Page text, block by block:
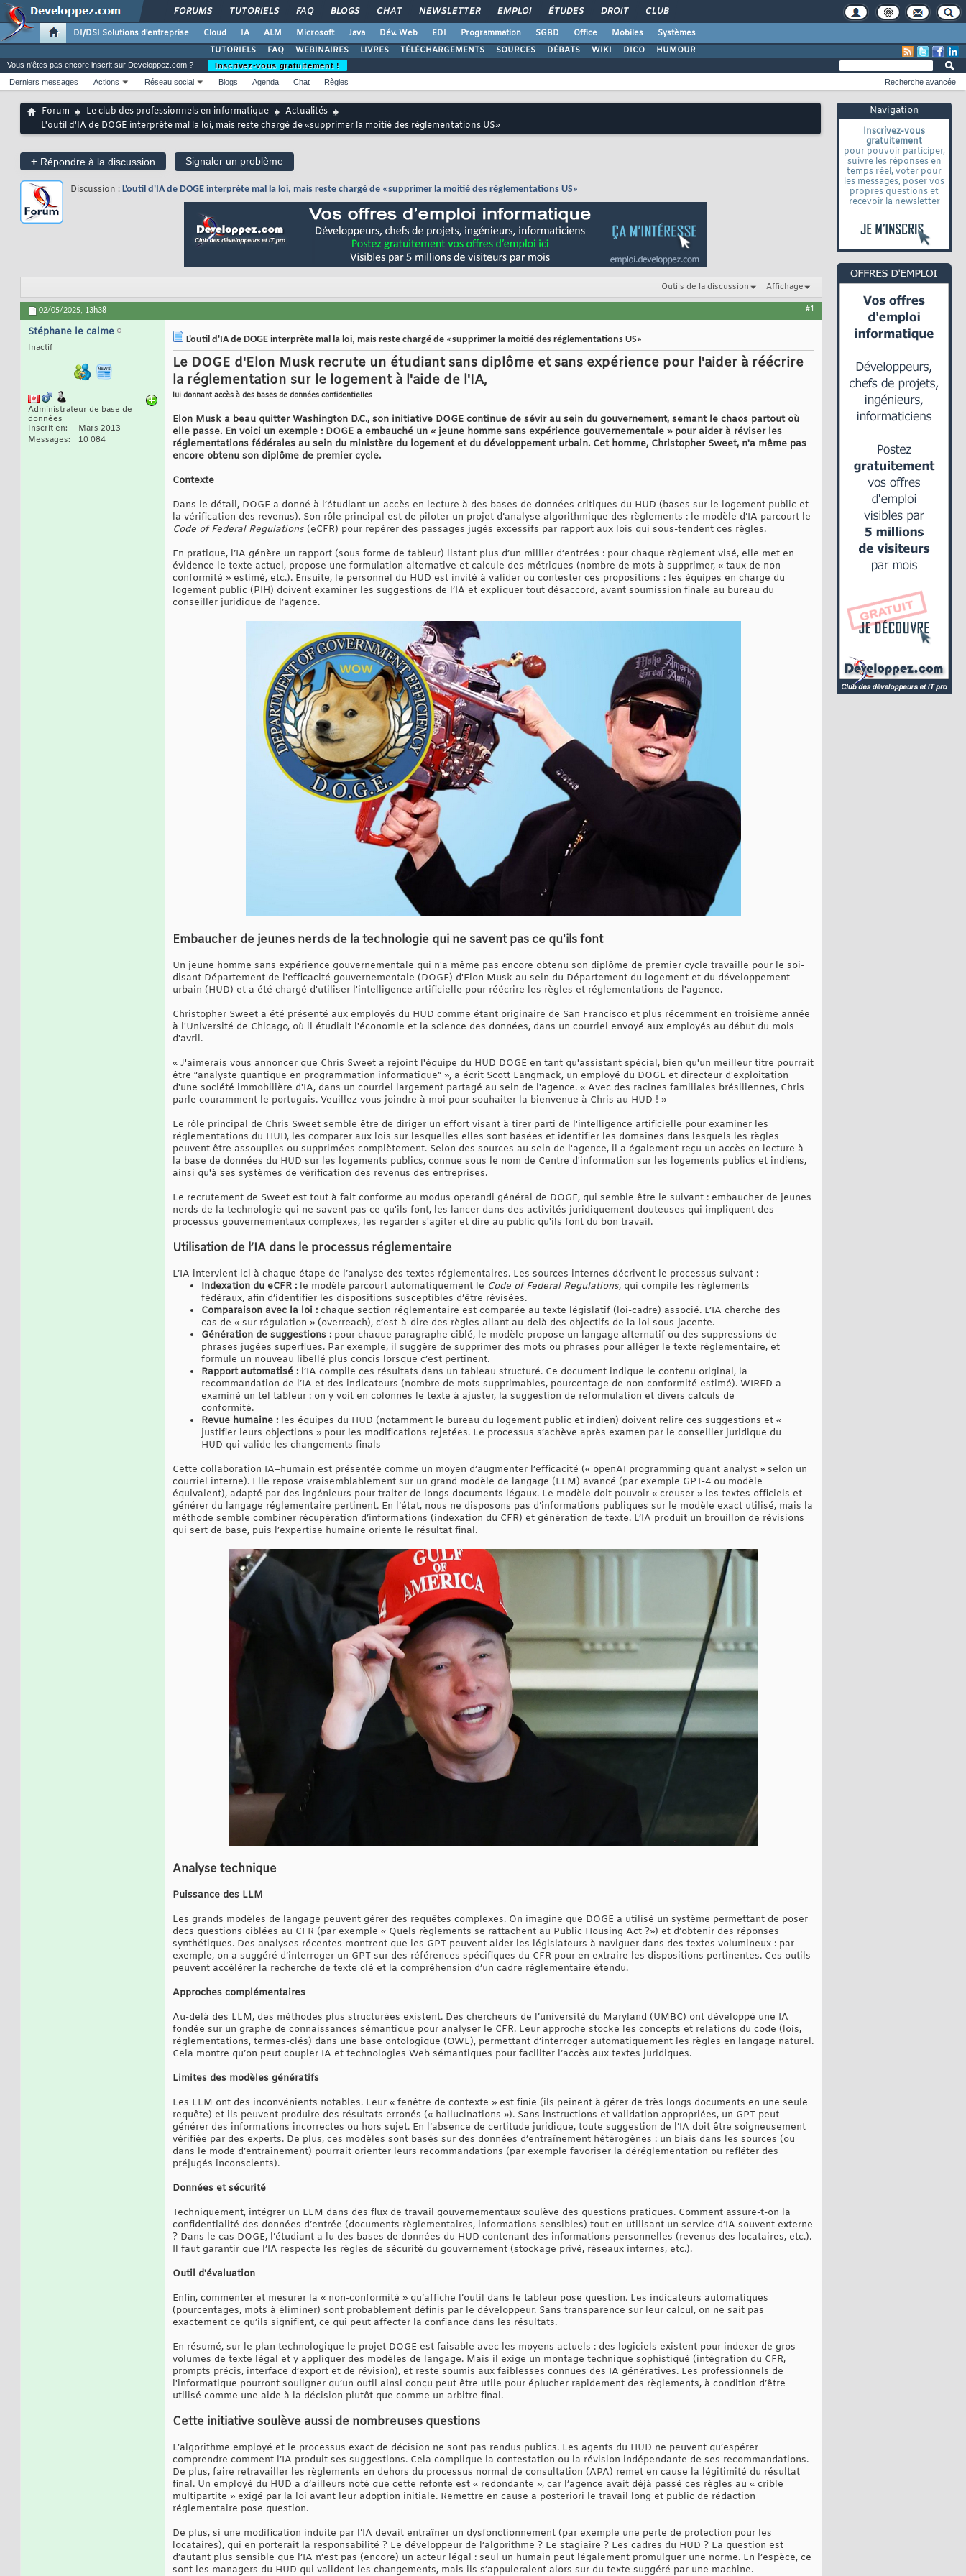
FORUMS TUTORIELS FAQ BLOGS CHAT NEWSLETTER EMPLOI ÉTUDES DROIT CLUB
DI/DSI Solutions d'entreprise Cloud IA ALM Microsoft Java Dév. Web EDI Programmation SGBD Office Mobiles
Systèmes
TUTORIELS
FAQ WEBINAIRES LIVRES TÉLÉCHARGEMENTS SOURCES DÉBATS WIKI DICO HUMOUR
Navigation
Inscrivez-vous
gratuitement
pour pouvoir participer,
suivre les réponses en
temps réel, voter pour
les messages, poser vos
propres questions et
recevoir la newsletter
Vous n'êtes pas encore inscrit sur Developpez.com ?
Inscrivez-vous gratuitement !
Derniers messages
Actions Réseau social Blogs Agenda Chat Règles Recherche avancée
Forum Le club des professionnels en informatique
Actualités
L'outil d'IA de DOGE interprète mal la loi, mais reste chargé de «supprimer la moitié des réglementations US»
+ Répondre à la discussion Signaler un problème
Discussion : L'outil d'IA de DOGE interprète mal la loi, mais reste chargé de «supprimer la moitié des réglementations US»
Outils de la discussion Affichage
02/05/2025, 13h38 #1
Stéphane le calme
Inactif
Administrateur de base de
données
Inscrit en
Mars 2013
Messages
10 084
L'outil d'IA de DOGE interprète mal la loi, mais reste chargé de «supprimer la moitié des réglementations US»
Le DOGE d'Elon Musk recrute un étudiant sans diplôme et sans expérience pour l'aider à réécrire
la réglementation sur le logement à l'aide de l'IA,
lui donnant accès à des bases de données confidentielles
Elon Musk a beau quitter Washington D.C., son initiative DOGE continue de sévir au sein du gouvernement, semant le chaos partout où
elle passe. En voici un exemple : DOGE a embauché un « jeune homme sans expérience gouvernementale » pour aider à réviser les
réglementations fédérales au sein du ministère du logement et du développement urbain. Cet homme, Christopher Sweet, n'a même pas
encore obtenu son diplôme de premier cycle.
Contexte
Dans le détail, DOGE a donné à l’étudiant un accès en lecture à des bases de données critiques du HUD (bases sur le logement public et
la vérification des revenus). Son rôle principal est de piloter un projet d’analyse algorithmique des règlements : le modèle d’IA parcourt le
Code of Federal Regulations (eCFR) pour repérer des passages jugés excessifs par rapport aux lois qui sous-tendent ces règles.
En pratique, l’IA génère un rapport (sous forme de tableur) listant plus d’un millier d’entrées : pour chaque règlement visé, elle met en
évidence le texte actuel, propose une formulation alternative et calcule des métriques (nombre de mots à supprimer, « taux de non-
conformité » estimé, etc.). Ensuite, le personnel du HUD est invité à valider ou contester ces propositions : les équipes en charge du
logement public (PIH) doivent examiner les suggestions de l’IA et expliquer tout désaccord, avant soumission finale au bureau du
conseiller juridique de l’agence.
Embaucher de jeunes nerds de la technologie qui ne savent pas ce qu'ils font
Un jeune homme sans expérience gouvernementale qui n'a même pas encore obtenu son diplôme de premier cycle travaille pour le soi-
disant Département de l'efficacité gouvernementale (DOGE) d'Elon Musk au sein du Département du logement et du développement
urbain (HUD) et a été chargé d'utiliser l'intelligence artificielle pour réécrire les règles et réglementations de l'agence.
Christopher Sweet a été présenté aux employés du HUD comme étant originaire de San Francisco et plus récemment en troisième année
à l'Université de Chicago, où il étudiait l'économie et la science des données, dans un courriel envoyé aux employés au début du mois
d'avril.
« J'aimerais vous annoncer que Chris Sweet a rejoint l'équipe du HUD DOGE en tant qu'assistant spécial, bien qu'un meilleur titre pourrait
être “analyste quantique en programmation informatique” », a écrit Scott Langmack, un employé du DOGE et directeur d'exploitation
d'une société immobilière d'IA, dans un courriel largement partagé au sein de l'agence. « Avec des racines familiales brésiliennes, Chris
parle couramment le portugais. Veuillez vous joindre à moi pour souhaiter la bienvenue à Chris au HUD ! »
Le rôle principal de Chris Sweet semble être de diriger un effort visant à tirer parti de l'intelligence artificielle pour examiner les
réglementations du HUD, les comparer aux lois sur lesquelles elles sont basées et identifier les domaines dans lesquels les règles
peuvent être assouplies ou supprimées complètement. Selon des sources au sein de l'agence, il a également reçu un accès en lecture à
la base de données du HUD sur les logements publics, connue sous le nom de Centre d'information sur les logements publics et indiens,
ainsi qu'à ses systèmes de vérification des revenus des entreprises.
Le recrutement de Sweet est tout à fait conforme au modus operandi général de DOGE, qui semble être le suivant : embaucher de jeunes
nerds de la technologie qui ne savent pas ce qu'ils font, les lancer dans des activités juridiquement douteuses qui impliquent des
processus gouvernementaux complexes, les regarder s'agiter et dire au public qu'ils font du bon travail.
Utilisation de l’IA dans le processus réglementaire
L’IA intervient ici à chaque étape de l’analyse des textes réglementaires. Les sources internes décrivent le processus suivant :
Indexation du eCFR : le modèle parcourt automatiquement le Code of Federal Regulations, qui compile les règlements
fédéraux, afin d’identifier les dispositions susceptibles d’être révisées.
Comparaison avec la loi : chaque section réglementaire est comparée au texte législatif (loi-cadre) associé. L’IA cherche des
cas de « sur-régulation » (overreach), c’est-à-dire des règles allant au-delà des objectifs de la loi sous-jacente.
Génération de suggestions : pour chaque paragraphe ciblé, le modèle propose un langage alternatif ou des suppressions de
phrases jugées superflues. Par exemple, il suggère de supprimer des mots ou phrases pour alléger le texte réglementaire, et
formule un nouveau libellé plus concis lorsque c’est pertinent.
Rapport automatisé : l’IA compile ces résultats dans un tableau structuré. Ce document indique le contenu original, la
recommandation de l’IA et des indicateurs (nombre de mots supprimables, pourcentage de non-conformité estimé). WIRED a
examiné un tel tableur : on y voit en colonnes le texte à ajuster, la suggestion de reformulation et divers calculs de
conformité.
Revue humaine : les équipes du HUD (notamment le bureau du logement public et indien) doivent relire ces suggestions et «
justifier leurs objections » pour les modifications rejetées. Le processus s’achève après examen par le conseiller juridique du
HUD qui valide les changements finals
Cette collaboration IA–humain est présentée comme un moyen d’augmenter l’efficacité (« openAI programming quant analyst » selon un
courriel interne). Elle repose vraisemblablement sur un grand modèle de langage (LLM) avancé (par exemple GPT-4 ou modèle
équivalent), adapté par des ingénieurs pour traiter de longs documents légaux. Le modèle doit pouvoir « creuser » les textes officiels et
générer du langage réglementaire pertinent. En l’état, nous ne disposons pas d’informations publiques sur le modèle exact utilisé, mais la
méthode semble combiner récupération d’informations (indexation du CFR) et génération de texte. L’IA produit un brouillon de révisions
qui sert de base, puis l’expertise humaine oriente le résultat final.
Analyse technique
Puissance des LLM
Les grands modèles de langage peuvent gérer des requêtes complexes. On imagine que DOGE a utilisé un système permettant de poser
decs questions ciblées au CFR (par exemple « Quels règlements se rattachent au Public Housing Act ?») et d’obtenir des réponses
synthétiques. Des analyses récentes montrent que les GPT peuvent aider les législateurs à naviguer dans des textes volumineux : par
exemple, on a suggéré d’interroger un GPT sur des références spécifiques du CFR pour en extraire les dispositions pertinentes. Ces outils
peuvent accélérer la recherche de texte clé et la compréhension d’un cadre réglementaire étendu.
Approches complémentaires
Au-delà des LLM, des méthodes plus structurées existent. Des chercheurs de l’université du Maryland (UMBC) ont développé une IA
fondée sur un graphe de connaissances sémantique pour analyser le CFR. Leur approche stocke les concepts et relations du code (lois,
réglementations, termes-clés) dans une base ontologique (OWL), permettant d’interroger automatiquement les règles en langage naturel.
Cela montre qu’on peut coupler IA et technologies Web sémantiques pour faciliter l’accès aux textes juridiques.
Limites des modèles génératifs
Les LLM ont des inconvénients notables. Leur « fenêtre de contexte » est finie (ils peinent à gérer de très longs documents en une seule
requête) et ils peuvent produire des résultats erronés (« hallucinations »). Sans instructions et validation appropriées, un GPT peut
générer des informations incorrectes ou hors sujet. En l’absence de certitude juridique, toute suggestion de l’IA doit être soigneusement
vérifiée par des experts. De plus, ces modèles sont basés sur des données d’entraînement hétérogènes : un biais dans les sources (ou
dans le mode d’entraînement) pourrait orienter leurs recommandations (par exemple favoriser la déréglementation ou refléter des
préjugés inconscients).
Données et sécurité
Techniquement, intégrer un LLM dans des flux de travail gouvernementaux soulève des questions pratiques. Comment assure-t-on la
confidentialité des données d’entrée (documents règlementaires, informations sensibles) tout en utilisant un service d’IA souvent externe
? Dans le cas DOGE, l’étudiant a lu des bases de données du HUD contenant des informations personnelles (revenus des locataires, etc.).
Il faut garantir que l’IA respecte les règles de sécurité du gouvernement (stockage privé, réseaux internes, etc.).
Outil d'évaluation
Enfin, commenter et mesurer la « non-conformité » qu’affiche l’outil dans le tableur pose question. Les indicateurs automatiques
(pourcentages, mots à éliminer) sont probablement définis par le développeur. Sans transparence sur leur calcul, on ne sait pas
exactement ce qu’ils signifient, ce qui peut affecter la confiance dans les résultats.
En résumé, sur le plan technologique le projet DOGE est faisable avec les moyens actuels : des logiciels existent pour indexer de gros
volumes de texte légal et y appliquer des modèles de langage. Mais il exige un montage technique sophistiqué (intégration du CFR,
prompts précis, interface d’export et de révision), et reste soumis aux faiblesses connues des IA génératives. Les professionnels de
l'informatique pourront souligner qu’un outil ainsi conçu peut être utile pour éplucher rapidement des règlements, à condition d’être
utilisé comme une aide à la décision plutôt que comme un arbitre final.
Cette initiative soulève aussi de nombreuses questions
L’algorithme employé et le processus exact de décision ne sont pas rendus publics. Les agents du HUD ne peuvent qu’espérer
comprendre comment l’IA produit ses suggestions. Cela complique la contestation ou la révision indépendante de ses recommandations.
De plus, faire retravailler les règlements en dehors du processus normal de consultation (APA) remet en cause la légitimité du résultat
final. Un employé du HUD a d’ailleurs noté que cette refonte est « redondante », car l’agence avait déjà passé ces règles au « crible
multipartite » exigé par la loi avant leur adoption initiale. Remettre en cause a posteriori le travail long et public de rédaction
réglementaire pose question.
De plus, si une modification induite par l’IA devait entraîner un dysfonctionnement (par exemple une perte de protection pour les
locataires), qui en porterait la responsabilité ? Le développeur de l’algorithme ? Le stagiaire ? Les cadres du HUD ? La question est
d’autant plus sensible que l’IA n’est pas (encore) un acteur légal : seul un humain peut légalement promulguer une norme. En l’espèce, ce
sont les managers du HUD qui valident les changements, mais ils s’appuieraient alors sur du texte suggéré par une machine.